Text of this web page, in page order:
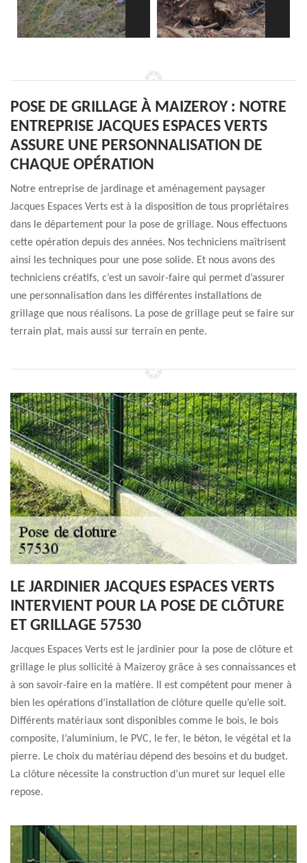
POSE DE GRILLAGE À MAIZEROY : NOTRE
ENTREPRISE JACQUES ESPACES VERTS
ASSURE UNE PERSONNALISATION DE
CHAQUE OPÉRATION
Notre entreprise de jardinage et aménagement paysager
Jacques Espaces Verts est à la disposition de tous propriétaires
dans le département pour la pose de grillage. Nous effectuons
cette opération depuis des années. Nos techniciens maîtrisent
ainsi les techniques pour une pose solide. Et nous avons des
techniciens créatifs, c’est un savoir-faire qui permet d’assurer
une personnalisation dans les différentes installations de
grillage que nous réalisons. La pose de grillage peut se faire sur
terrain plat, mais aussi sur terrain en pente.
LE JARDINIER JACQUES ESPACES VERTS
INTERVIENT POUR LA POSE DE CLÔTURE
ET GRILLAGE 57530
Jacques Espaces Verts est le jardinier pour la pose de clôture et
grillage le plus sollicité à Maizeroy grâce à ses connaissances et
à son savoir-faire en la matière. Il est compétent pour mener à
bien les opérations d’installation de clôture quelle qu’elle soit.
Différents matériaux sont disponibles comme le bois, le bois
composite, l’aluminium, le PVC, le fer, le béton, le végétal et la
pierre. Le choix du matériau dépend des besoins et du budget.
La clôture nécessite la construction d’un muret sur lequel elle
repose.